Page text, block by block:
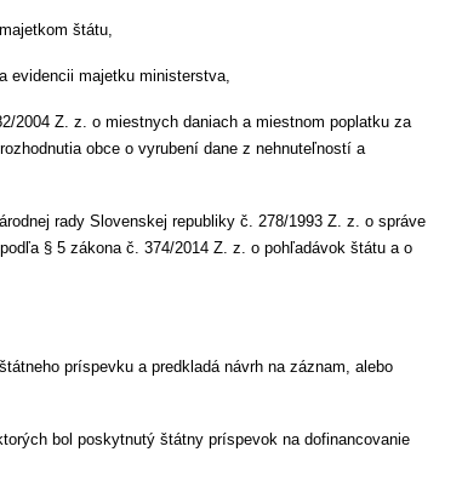
štátu,
evidencii majetku ministerstva,
2004 Z. z. o miestnych daniach a miestnom poplatku za
obce o vyrubení dane z nehnuteľností a
rady Slovenskej republiky č. 278/1993 Z. z. o správe
§ 5 zákona č. 374/2014 Z. z. o pohľadávok štátu a o
príspevku a predkladá návrh na záznam, alebo
bol poskytnutý štátny príspevok na dofinancovanie